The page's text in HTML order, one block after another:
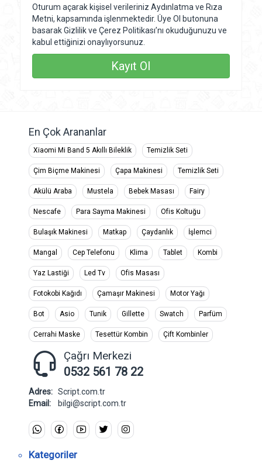
Oturum açarak kişisel verileriniz Aydınlatma ve Rıza
Metni, kapsamında işlenmektedir. Üye Ol butonuna
basarakGizlilik ve Çerez Politikası’nı okuduğunuzu ve
kabul ettiğinizi onaylıyorsunuz.
Kayıt Ol
En Çok Arananlar
Xiaomi Mi Band 5 Akıllı Bileklik Temizlik Seti
Çim Biçme Makinesi Çapa Makinesi Temizlik Seti
Akülü Araba Mustela Bebek Masası Fairy
Nescafe Para Sayma Makinesi Ofis Koltuğu
Bulaşık Makinesi Matkap Çaydanlık İşlemci
Mangal Cep Telefonu Klima Tablet Kombi
Yaz Lastiği Led Tv Ofis Masası
Fotokobi Kağıdı Çamaşır Makinesi Motor Yağı
Bot Asio Tunik Gillette Swatch Parfüm
Cerrahi Maske Tesettür Kombin Çift Kombinler
Çağrı Merkezi
0532 561 78 22
Adres: Script.com.tr
Email:
bilgi@script.com.tr
Kategoriler